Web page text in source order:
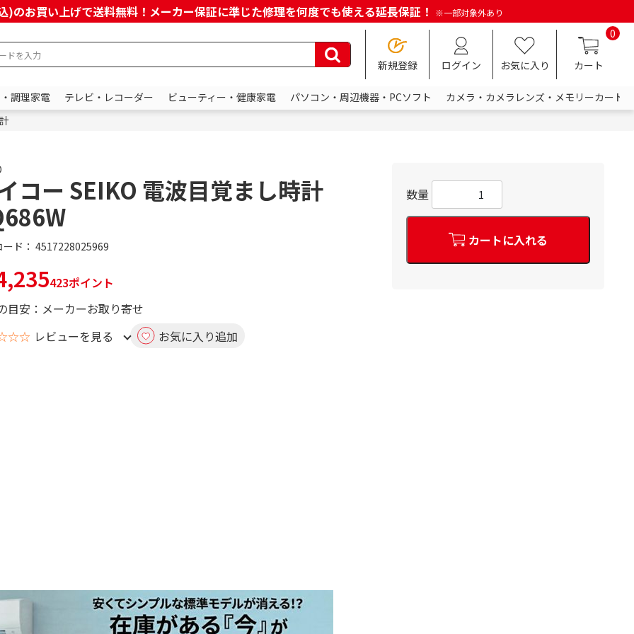
のお買い上げで送料無料！メーカー保証に準じた修理を何度でも使える延長保証！ ※一部対象外あり
新規登録 ログイン お気に入り
0
カート
調理家電 テレビ・レコーダー ビューティー・健康家電 パソコン・周辺機器・PCソフト
カメラ・カメラレンズ・メモリーカード
コー SEIKO 電波目覚まし時計
ド： 4517228025969
423ポイント
目安：メーカーお取り寄せ
レビューを見る お気に入り追加
数量
カートに入れる